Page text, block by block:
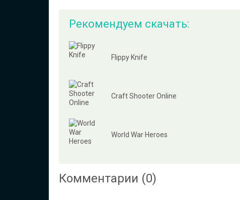
Рекомендуем скачать:
Flippy Knife
Craft Shooter Online
World War Heroes
Комментарии (0)